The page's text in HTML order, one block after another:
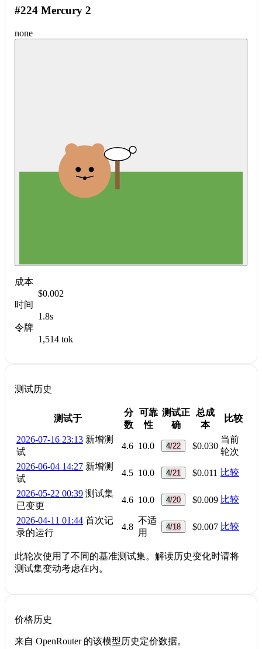
#224 Mercury 2
none
成本
$0.002
时间
1.8s
令牌
1,514 tok
测试历史
测试于
分
数
可靠
性
测试正
确
总成
本
比较
2026-07-16 23:13 新增测
试
4.6 10.0 4/22 $0.030
当前
轮次
2026-06-04 14:27 新增测
试
4.5 10.0 4/21 $0.011 比较
2026-05-22 00:39 测试集
已变更
4.6 10.0 4/20 $0.009 比较
2026-04-11 01:44 首次记
录的运行
4.8
不适
用
4/18 $0.007 比较
此轮次使用了不同的基准测试集。解读历史变化时请将
测试集变动考虑在内。
价格历史
来自 OpenRouter 的该模型历史定价数据。